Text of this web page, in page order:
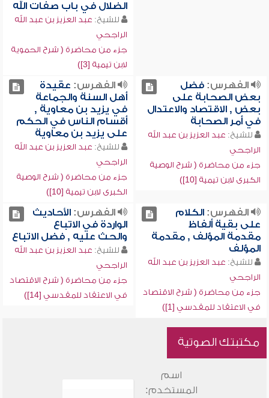
الضلال في باب صفات الله
للشيخ: عبد العزيز بن عبد الله
الراجحي
جزء من محاضرة ( شرح الحموية
لابن تيمية [3])
الفهرس:فضل
بعض الصحابة على
بعض , الاقتصاد والاعتدال
في أمر الصحابة
للشيخ: عبد العزيز بن عبد الله
الراجحي
جزء من محاضرة ( شرح الوصية
الكبرى لابن تيمية [10])
الفهرس: عقيدة
أهل السنة والجماعة
في يزيد بن معاوية ,
أقسام الناس في الحكم
على يزيد بن معاوية
للشيخ: عبد العزيز بن عبد الله
الراجحي
جزء من محاضرة ( شرح الوصية
الكبرى لابن تيمية [10])
الفهرس:الكلام
على بقية ألفاظ
مقدمة المؤلف , مقدمة
المؤلف
للشيخ: عبد العزيز بن عبد الله
الراجحي
جزء من محاضرة ( شرح الاقتصاد
في الاعتقاد للمقدسي [1])
الفهرس:الأحاديث
الواردة في الاتباع
والحث عليه , فضل الاتباع
للشيخ: عبد العزيز بن عبد الله
الراجحي
جزء من محاضرة ( شرح الاقتصاد
في الاعتقاد للمقدسي [14])
مكتبتك الصوتية
اسم
المستخدم: